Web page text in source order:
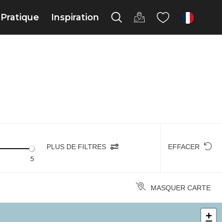
Pratique Inspiration fr
5
PLUS DE FILTRES EFFACER
MASQUER CARTE
+